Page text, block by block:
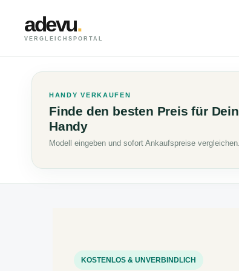
adevu.
VERGLEICHSPORTAL
HANDY VERKAUFEN
Finde den besten Preis für Dein
Handy
Modell eingeben und sofort Ankaufspreise vergleichen.
KOSTENLOS & UNVERBINDLICH